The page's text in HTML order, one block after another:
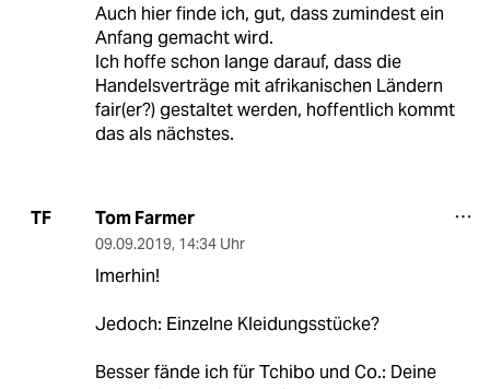
Auch hier finde ich, gut, dass zumindest ein
Anfang gemacht wird.
Ich hoffe schon lange darauf, dass die
Handelsverträge mit afrikanischen Ländern
fair(er?) gestaltet werden, hoffentlich kommt
das als nächstes.
TF Tom Farmer
09.09.2019, 14:34 Uhr
Imerhin!
Jedoch: Einzelne Kleidungsstücke?
Besser fände ich für Tchibo und Co.: Deine